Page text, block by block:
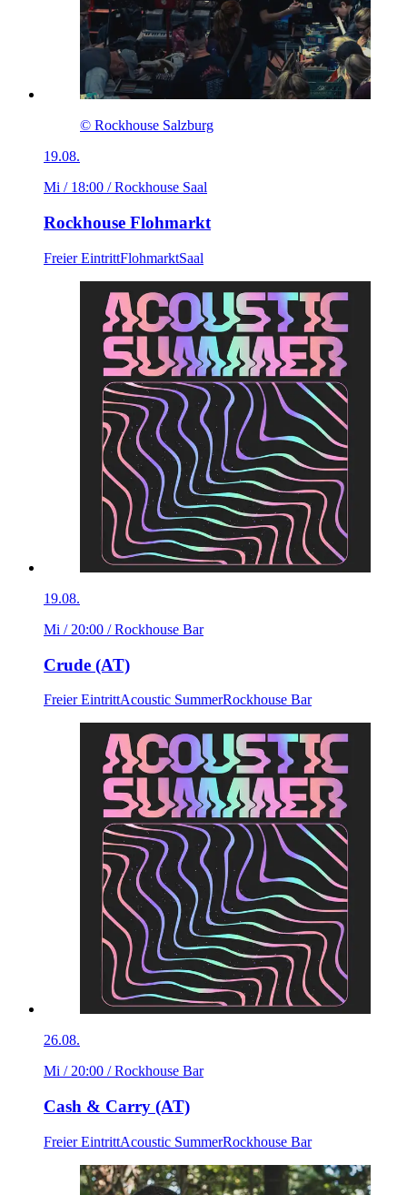
© Rockhouse Salzburg
19.08.
Mi / 18:00 / Rockhouse Saal
Rockhouse Flohmarkt
Freier EintrittFlohmarktSaal
19.08.
Mi / 20:00 / Rockhouse Bar
Crude (AT)
Freier EintrittAcoustic SummerRockhouse Bar
26.08.
Mi / 20:00 / Rockhouse Bar
Cash & Carry (AT)
Freier EintrittAcoustic SummerRockhouse Bar